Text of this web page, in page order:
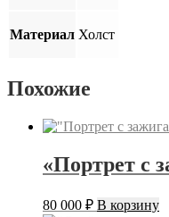
Материал Холст
Похожие
«Портрет с
80 000 ₽ В корзину